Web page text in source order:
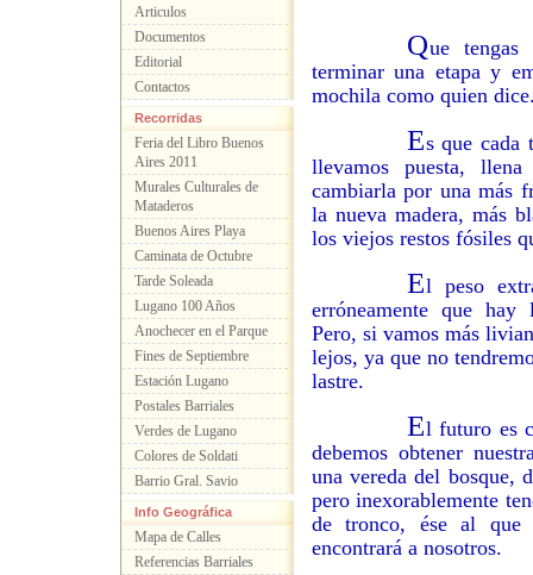
Articulos
Documentos
Editorial
Contactos
Recorridas
Feria del Libro Buenos
Aires 2011
Murales Culturales de
Mataderos
Buenos Aires Playa
Caminata de Octubre
Tarde Soleada
Lugano 100 Años
Anochecer en el Parque
Fines de Septiembre
Estación Lugano
Postales Barriales
Verdes de Lugano
Colores de Soldati
Barrio Gral. Savio
Info Geográfica
Mapa de Calles
Referencias Barriales
Que tengas
terminar una etapa y
mochila como quien
Es que cada
llevamos puesta,
cambiarla por una más
la nueva madera, más
los viejos restos fósiles
El peso
erróneamente que hay
Pero, si vamos más
lejos, ya que no
lastre.
El futuro es
debemos obtener
una vereda del bosque,
pero inexorablemente
de tronco, ése al que
encontrará a nosotros.